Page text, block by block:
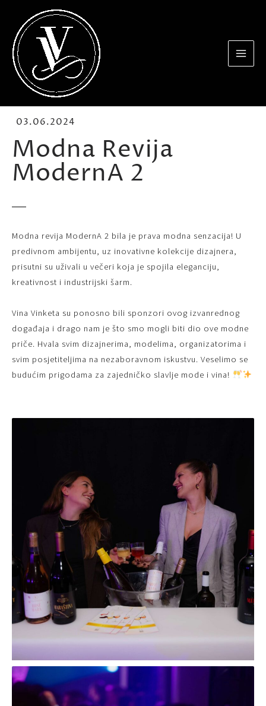
03.06.2024
Modna Revija
ModernA 2
Modna revija ModernA 2 bila je prava modna senzacija! U
predivnom ambijentu, uz inovativne kolekcije dizajnera,
prisutni su uživali u večeri koja je spojila eleganciju,
kreativnost i industrijski šarm.
Vina Vinketa su ponosno bili sponzori ovog izvanrednog
događaja i drago nam je što smo mogli biti dio ove modne
priče. Hvala svim dizajnerima, modelima, organizatorima i
svim posjetiteljima na nezaboravnom iskustvu. Veselimo se
budućim prigodama za zajedničko slavlje mode i vina!